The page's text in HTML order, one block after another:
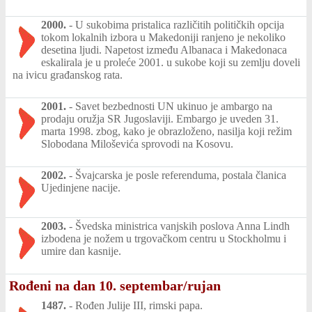
2000. - U sukobima pristalica različitih političkih opcija
tokom lokalnih izbora u Makedoniji ranjeno je nekoliko
desetina ljudi. Napetost između Albanaca i Makedonaca
eskalirala je u proleće 2001. u sukobe koji su zemlju doveli
na ivicu građanskog rata.
2001. - Savet bezbednosti UN ukinuo je ambargo na
prodaju oružja SR Jugoslaviji. Embargo je uveden 31.
marta 1998. zbog, kako je obrazloženo, nasilja koji režim
Slobodana Miloševića sprovodi na Kosovu.
2002. - Švajcarska je posle referenduma, postala članica
Ujedinjene nacije.
2003. - Švedska ministrica vanjskih poslova Anna Lindh
izbodena je nožem u trgovačkom centru u Stockholmu i
umire dan kasnije.
Rođeni na dan 10. septembar/rujan
1487. - Rođen Julije III, rimski papa.